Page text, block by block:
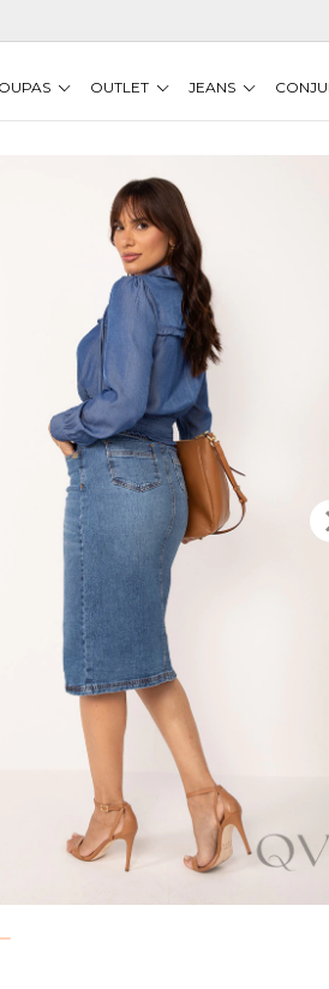
OUTLET JEANS